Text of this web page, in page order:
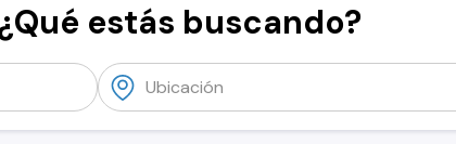
estás buscando?